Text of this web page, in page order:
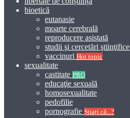
bioetică
eutanasie
moarte cerebrală
reproducere asistată
studii şi cercetări ştiinţifice
vaccinuri Hot topic
sexualitate
castitate PRO
educaţie sexuală
homosexualitate
pedofilie
pornografie Știați că...?